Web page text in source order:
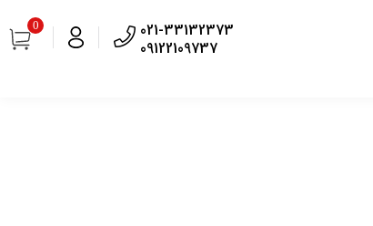
021-33132373
09122109737
0